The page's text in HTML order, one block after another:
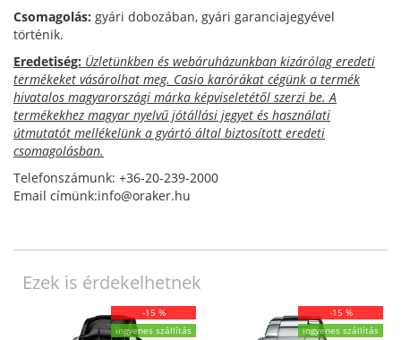
Csomagolás: gyári dobozában, gyári garanciajegyével
történik.
Eredetiség: Üzletünkben és webáruházunkban kizárólag eredeti
termékeket vásárolhat meg. Casio karórákat cégünk a termék
hivatalos magyarországi márka képviseletétől szerzi be. A
termékekhez magyar nyelvű jótállási jegyet és használati
útmutatót mellékelünk a gyártó által biztosított eredeti
csomagolásban.
Telefonszámunk: +36-20-239-2000
Email címünk:info@oraker.hu
Ezek is érdekelhetnek
-15 %
ingyenes szállítás
-15 %
ingyenes szállítás